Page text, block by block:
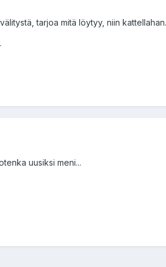
tarjoa mitä löytyy, niin
uusiksi meni...